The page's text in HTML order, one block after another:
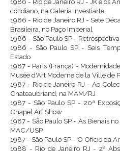
cotidiano, na Galeria Investiarte
1986 - Rio de Janeiro RJ - Sete
Brasileira, no Paço Imperial
1986 - São Paulo SP -
1986 - São Paulo SP - Seis
Estado
1987 - Paris (França) -
Musée d'Art Moderne de la Ville de
1987 - Rio de Janeiro RJ - Ao
Chateaubriand, na MAM/RJ
1987 - São Paulo SP - 20ª
Chapel Art Show
1987 - São Paulo SP - As Bienais
MAC/USP
1987 - São Paulo SP - O Ofício da
1988 - Rio de Janeiro RJ - 2ª